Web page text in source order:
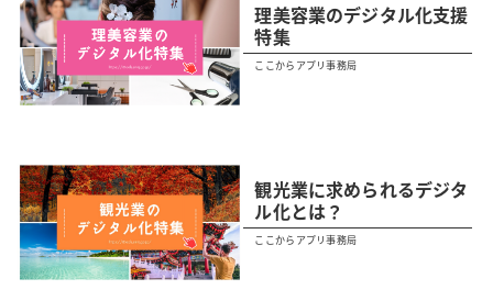
理美容業のデジタル化支援
特集
ここからアプリ事務局
観光業に求められるデジタ
ル化とは？
ここからアプリ事務局